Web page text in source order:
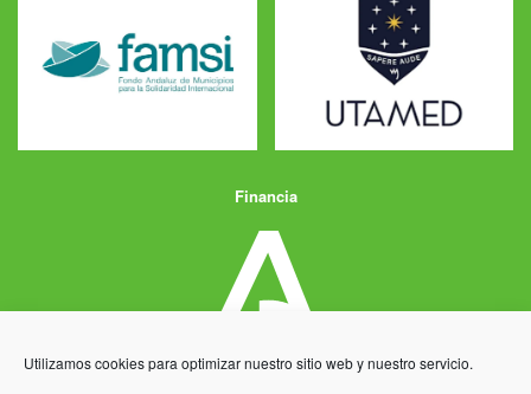
Utilizamos cookies para optimizar nuestro sitio web y nuestro servicio.
Financia